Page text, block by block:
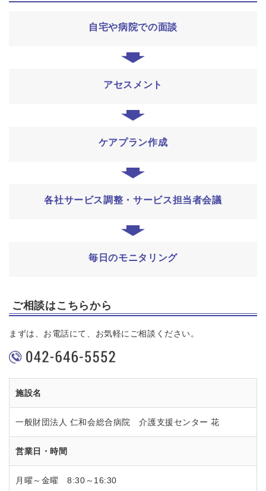
自宅や病院での面談
アセスメント
ケアプラン作成
各社サービス調整・サービス担当者会議
毎日のモニタリング
ご相談はこちらから
まずは、お電話にて、お気軽にご相談ください。
施設名
一般財団法人 仁和会総合病院 介護支援センター 花
営業日・時間
月曜～金曜 8:30～16:30